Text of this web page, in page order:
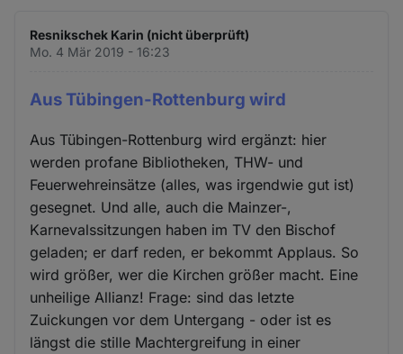
Resnikschek Karin (nicht überprüft)
Mo. 4 Mär 2019 - 16:23
Aus Tübingen-Rottenburg wird
Aus Tübingen-Rottenburg wird ergänzt: hier
werden profane Bibliotheken, THW- und
Feuerwehreinsätze (alles, was irgendwie gut ist)
gesegnet. Und alle, auch die Mainzer-,
Karnevalssitzungen haben im TV den Bischof
geladen; er darf reden, er bekommt Applaus. So
wird größer, wer die Kirchen größer macht. Eine
unheilige Allianz! Frage: sind das letzte
Zuickungen vor dem Untergang - oder ist es
längst die stille Machtergreifung in einer